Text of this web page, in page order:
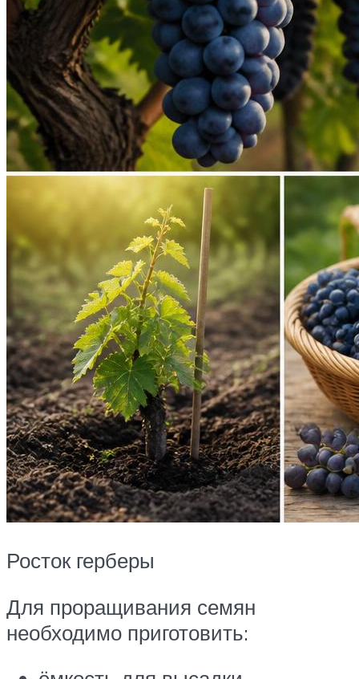
Росток герберы
Для проращивания семян
необходимо приготовить: